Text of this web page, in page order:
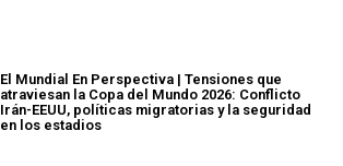
El Mundial En Perspectiva | Tensiones que
atraviesan la Copa del Mundo 2026: Conflicto
Irán-EEUU, políticas migratorias y la seguridad
en los estadios